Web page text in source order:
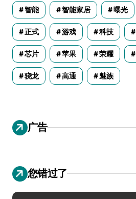
智能 智能家居 曝光
正式 游戏 科技
芯片 苹果 荣耀
骁龙 高通 魅族
广告
您错过了